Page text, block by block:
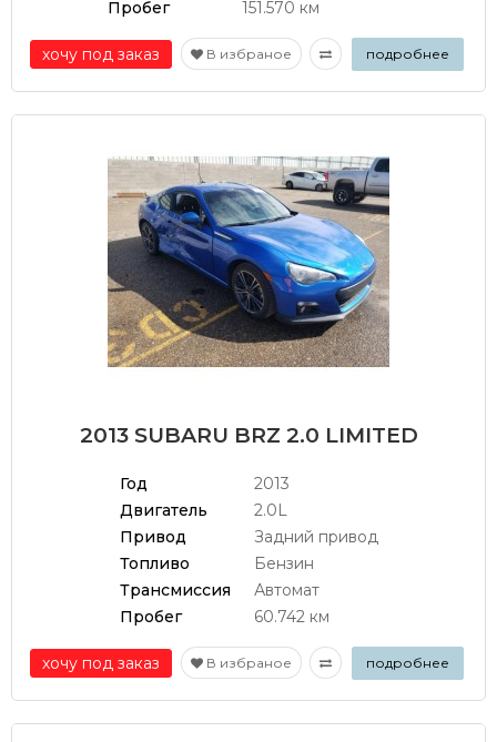
Пробег
151.570 км
хочу под заказ В избраное подробнее
2013 SUBARU BRZ 2.0 LIMITED
Год
2013
Двигатель
2.0L
Привод
Задний привод
Топливо
Бензин
Трансмиссия
Автомат
Пробег
60.742 км
хочу под заказ В избраное подробнее